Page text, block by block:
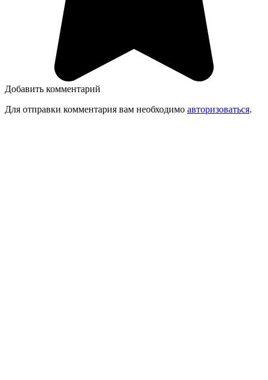
Добавить комментарий
Для отправки комментария вам необходимо авторизоваться.